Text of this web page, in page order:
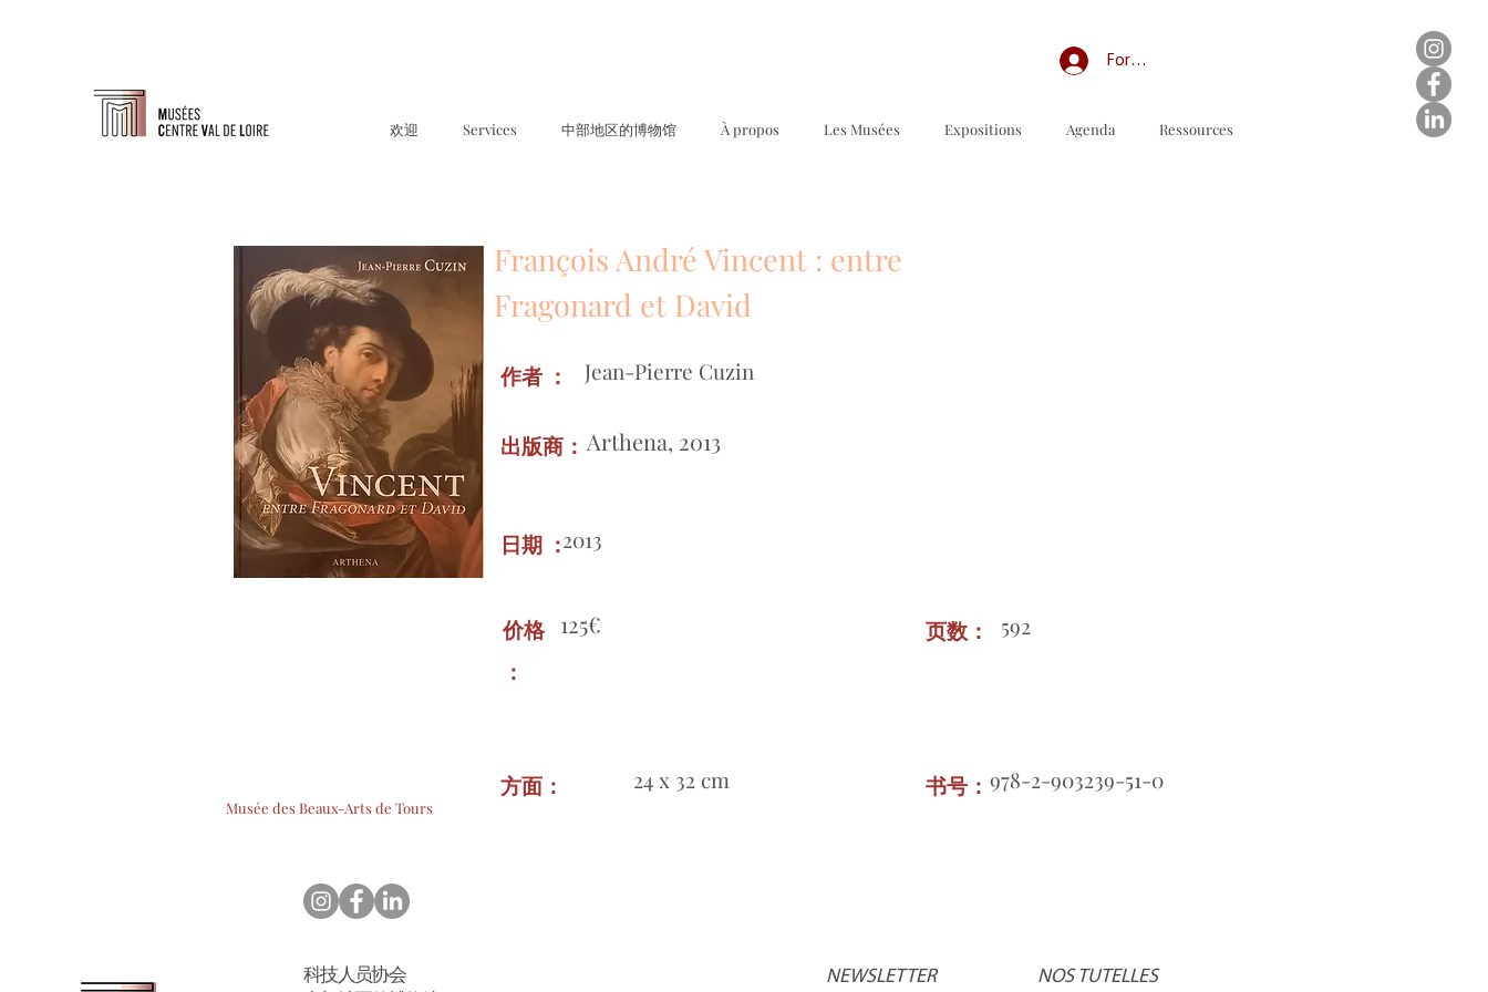
Forum professionnel/My Groups
欢迎 Services 中部地区的博物馆 À propos Les Musées Expositions Agenda Ressources
François André Vincent : entre
Fragonard et David
作者 ： Jean-Pierre Cuzin
Arthena, 2013
出版商：
2013
日期 ：
125€
价格
：
592
页数：
Musée des Beaux-Arts de Tours
24 x 32 cm
方面： 978-2-903239-51-0
书号：
科技人员协会 NEWSLETTER NOS TUTELLES